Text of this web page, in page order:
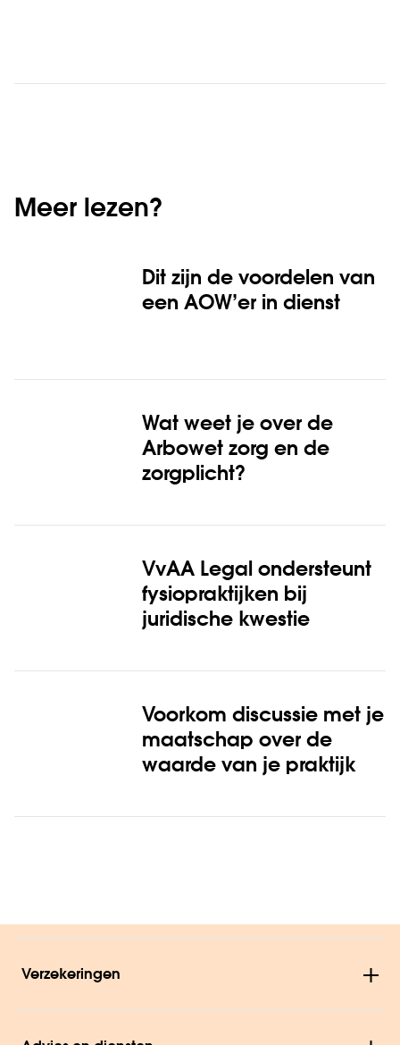
Meer lezen?
Dit zijn de voordelen van
een AOW’er in dienst
Wat weet je over de
Arbowet zorg en de
zorgplicht?
VvAA Legal ondersteunt
fysiopraktijken bij
juridische kwestie
Voorkom discussie met je
maatschap over de
waarde van je praktijk
Verzekeringen